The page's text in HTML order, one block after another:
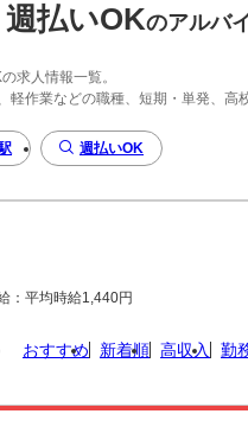
払いOKのアルバ
求人情報一覧。
軽作業などの職種、短期・単発、高
週払いOK
：平均時給1,440円
おすすめ 新着順 高収入 勤